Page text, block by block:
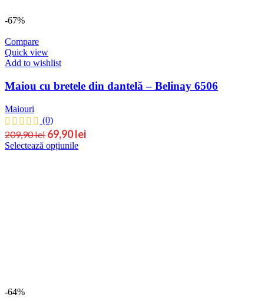
-67%
Compare
Quick view
Add to wishlist
Maiou cu bretele din dantelă – Belinay 6506
Maiouri
(0)
209,90lei Prețul
inițial
69,90leiPrețul
Selectează opțiunileAcest
-64%